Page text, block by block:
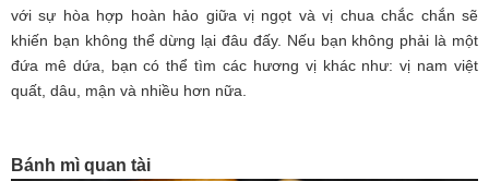
với sự hòa hợp hoàn hảo giữa vị ngọt và vị chua chắc chắn sẽ
khiến bạn không thể dừng lại đâu đấy. Nếu bạn không phải là một
đứa mê dứa, bạn có thể tìm các hương vị khác như: vị nam việt
quất, dâu, mận và nhiều hơn nữa.
Bánh mì quan tài